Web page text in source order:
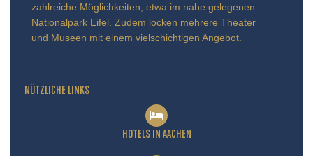
zahlreiche Möglichkeiten, etwa im nahe gelegenen
Nationalpark Eifel. Zudem locken mehrere Theater
und Museen mit einem vielschichtigen Angebot.
NÜTZLICHE LINKS
HOTELS IN AACHEN